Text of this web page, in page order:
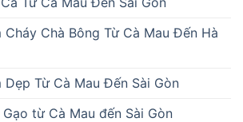
Cháy Chà Bông Từ Cà Mau Đến Hà
Dẹp Từ Cà Mau Đến Sài Gòn
từ Cà Mau đến Sài Gòn